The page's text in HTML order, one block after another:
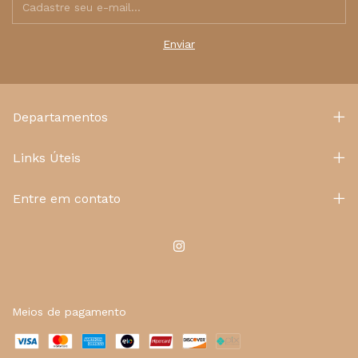
Departamentos
Links Úteis
Entre em contato
Meios de pagamento